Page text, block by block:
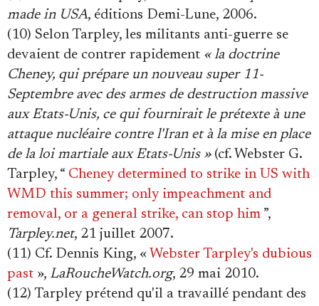
made in USA, éditions Demi-Lune, 2006.
(10) Selon Tarpley, les militants anti-guerre se
devaient de contrer rapidement « la doctrine
Cheney, qui prépare un nouveau super 11-
Septembre avec des armes de destruction massive
aux Etats-Unis, ce qui fournirait le prétexte à une
attaque nucléaire contre l'Iran et à la mise en place
de la loi martiale aux Etats-Unis »(cf. Webster G.
Tarpley, “ Cheney determined to strike in US with
WMD this summer; only impeachment and
removal, or a general strike, can stop him ”,
Tarpley.net, 21 juillet 2007.
(11) Cf. Dennis King, « Webster Tarpley's dubious
past », LaRoucheWatch.org, 29 mai 2010.
(12) Tarpley prétend qu'il a travaillé pendant des